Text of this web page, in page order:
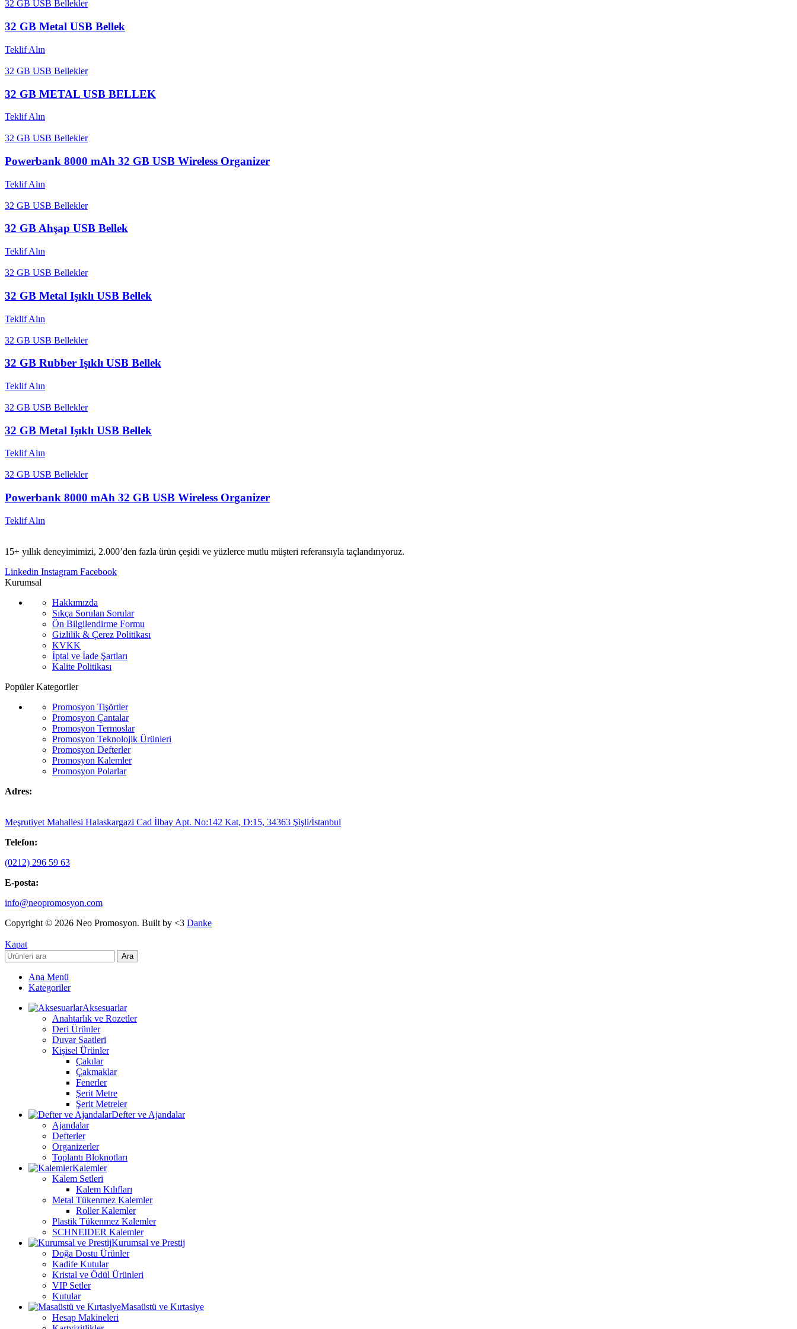
32 GB USB Bellekler
32 GB Metal USB Bellek
Teklif Alın
32 GB USB Bellekler
32 GB METAL USB BELLEK
Teklif Alın
32 GB USB Bellekler
Powerbank 8000 mAh 32 GB USB Wireless Organizer
Teklif Alın
32 GB USB Bellekler
32 GB Ahşap USB Bellek
Teklif Alın
32 GB USB Bellekler
32 GB Metal Işıklı USB Bellek
Teklif Alın
32 GB USB Bellekler
32 GB Rubber Işıklı USB Bellek
Teklif Alın
32 GB USB Bellekler
32 GB Metal Işıklı USB Bellek
Teklif Alın
32 GB USB Bellekler
Powerbank 8000 mAh 32 GB USB Wireless Organizer
Teklif Alın
15+ yıllık deneyimimizi, 2.000’den fazla ürün çeşidi ve yüzlerce mutlu müşteri referansıyla taçlandırıyoruz.
Linkedin Instagram Facebook
Kurumsal
Hakkımızda
Sıkça Sorulan Sorular
Ön Bilgilendirme Formu
Gizlilik & Çerez Politikası
KVKK
İptal ve İade Şartları
Kalite Politikası
Popüler Kategoriler
Promosyon Tişörtler
Promosyon Çantalar
Promosyon Termoslar
Promosyon Teknolojik Ürünleri
Promosyon Defterler
Promosyon Kalemler
Promosyon Polarlar
Adres:
Meşrutiyet Mahallesi Halaskargazi Cad İlbay Apt. No:142 Kat, D:15, 34363 Şişli/İstanbul
Telefon:
(0212) 296 59 63
E-posta:
info@neopromosyon.com
Copyright © 2026 Neo Promosyon. Built by <3 Danke
Kapat
Ara
Ana Menü
Kategoriler
Aksesuarlar
Anahtarlık ve Rozetler
Deri Ürünler
Duvar Saatleri
Kişisel Ürünler
Çakılar
Çakmaklar
Fenerler
Şerit Metre
Şerit Metreler
Defter ve Ajandalar
Ajandalar
Defterler
Organizerler
Toplantı Bloknotları
Kalemler
Kalem Setleri
Kalem Kılıfları
Metal Tükenmez Kalemler
Roller Kalemler
Plastik Tükenmez Kalemler
SCHNEIDER Kalemler
Kurumsal ve Prestij
Doğa Dostu Ürünler
Kadife Kutular
Kristal ve Ödül Ürünleri
VIP Setler
Kutular
Masaüstü ve Kırtasiye
Hesap Makineleri